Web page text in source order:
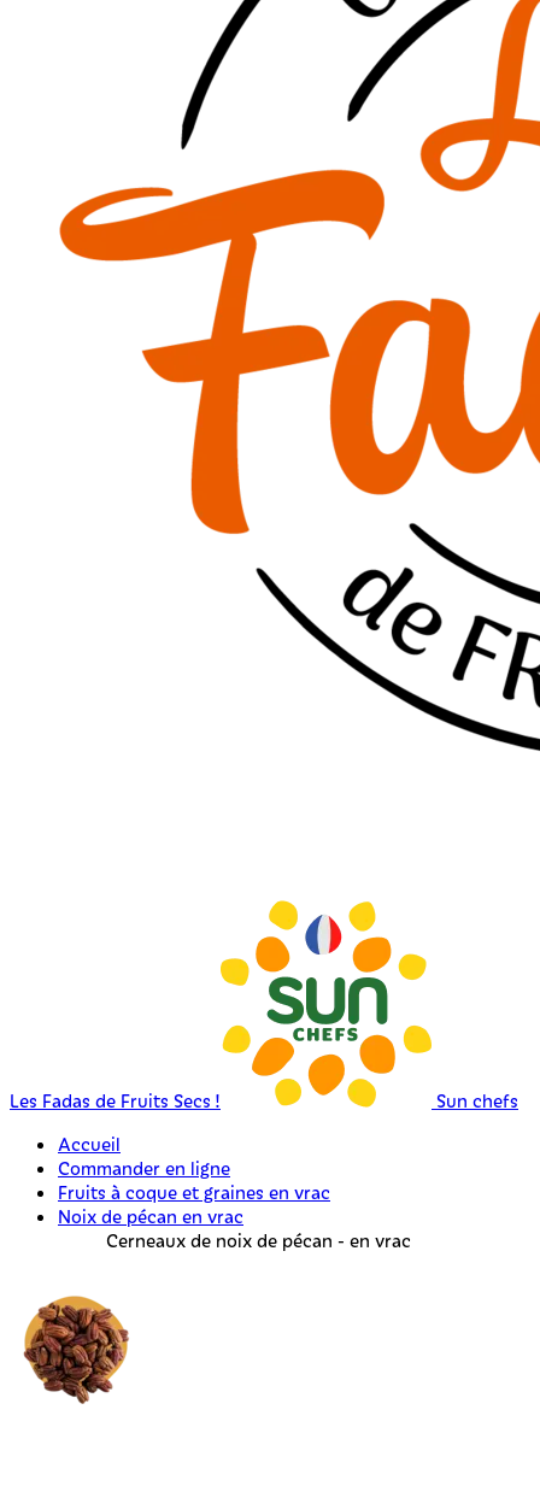
Les Fadas de Fruits Secs !
Sun chefs
Accueil
Commander en ligne
Fruits à coque et graines en vrac
Noix de pécan en vrac
Cerneaux de noix de pécan - en vrac